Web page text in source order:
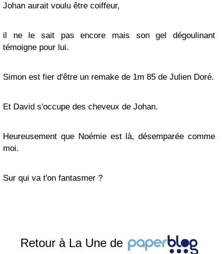
Johan aurait voulu être coiffeur,
il ne le sait pas encore mais son gel dégoulinant
témoigne pour lui.
Simon est fier d'être un remake de 1m 85 de Julien Doré.
Et David s'occupe des cheveux de Johan.
Heureusement que Noémie est là, désemparée comme
moi.
Sur qui va t'on fantasmer ?
Retour à La Une de